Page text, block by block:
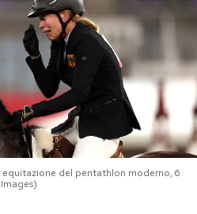
equitazione del pentathlon moderno, 6